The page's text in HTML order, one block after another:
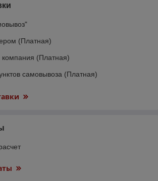
(Платная)
компания (Платная)
самовывоза (Платная)